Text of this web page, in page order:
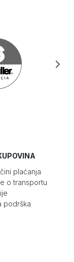
plaćanja
o transportu
podrška